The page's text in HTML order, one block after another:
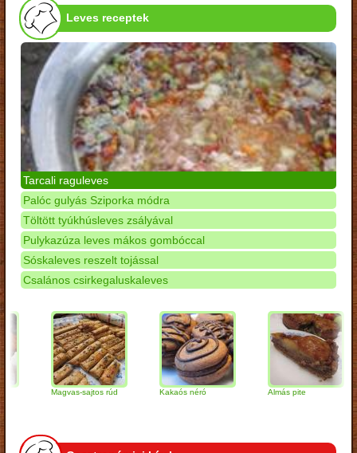
Leves receptek
Tarcali raguleves
Palóc gulyás Sziporka módra
Töltött tyúkhúsleves zsályával
Pulykazúza leves mákos gombóccal
Sóskaleves reszelt tojással
Csalános csirkegaluskaleves
Magvas-sajtos rúd Kakaós néró Almás pite